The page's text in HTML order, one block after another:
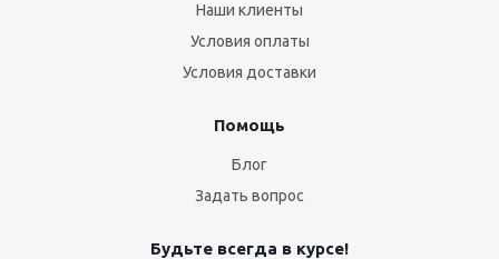
Наши клиенты
Условия оплаты
Условия доставки
Помощь
Блог
Задать вопрос
Будьте всегда в курсе!